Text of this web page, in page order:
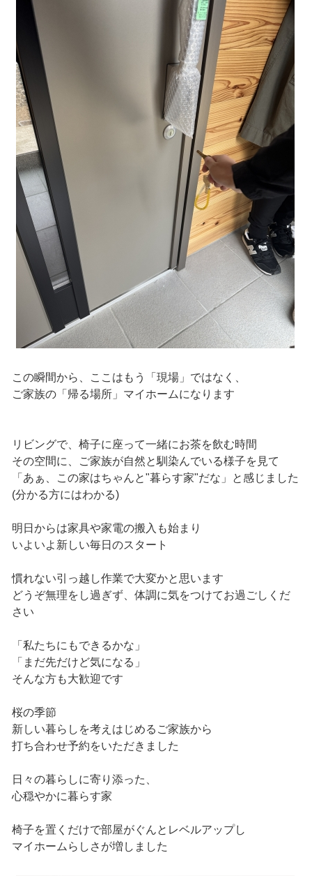
この瞬間から、ここはもう「現場」ではなく、
ご家族の「帰る場所」マイホームになります
リビングで、椅子に座って一緒にお茶を飲む時間
その空間に、ご家族が自然と馴染んでいる様子を見て
「あぁ、この家はちゃんと"暮らす家"だな」と感じました
(分かる方にはわかる)
明日からは家具や家電の搬入も始まり
いよいよ新しい毎日のスタート
慣れない引っ越し作業で大変かと思います
どうぞ無理をし過ぎず、体調に気をつけてお過ごしくだ
さい
「私たちにもできるかな」
「まだ先だけど気になる」
そんな方も大歓迎です
桜の季節
新しい暮らしを考えはじめるご家族から
打ち合わせ予約をいただきました
日々の暮らしに寄り添った、
心穏やかに暮らす家
椅子を置くだけで部屋がぐんとレベルアップし
マイホームらしさが増しました